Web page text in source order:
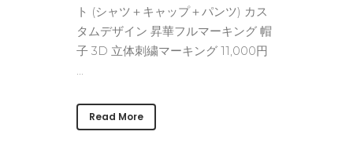
ト (シャツ＋キャップ＋パンツ) カス
タムデザイン 昇華フルマーキング 帽
子 3D 立体刺繍マーキング 11,000円
...
Read More